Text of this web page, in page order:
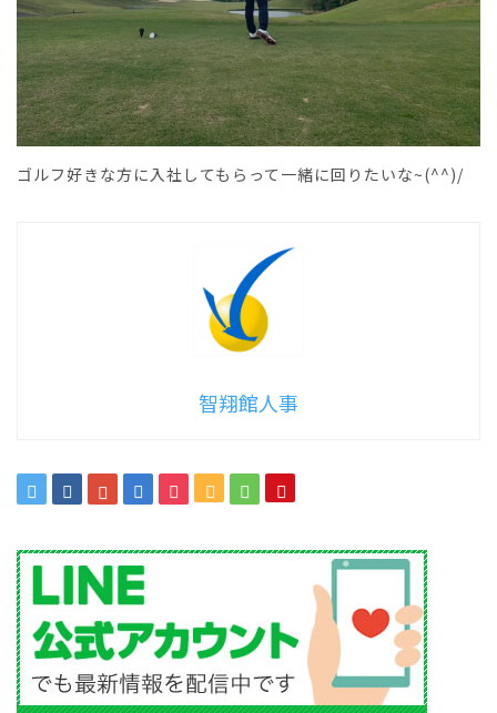
ゴルフ好きな方に入社してもらって一緒に回りたいな~(^^)/
智翔館人事